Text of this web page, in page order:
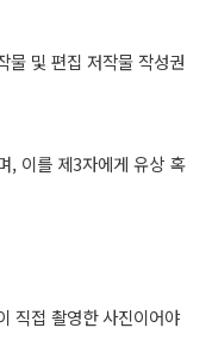
물 및 편집 저작물 작성권
이를 제3자에게 유상 혹
직접 촬영한 사진이어야